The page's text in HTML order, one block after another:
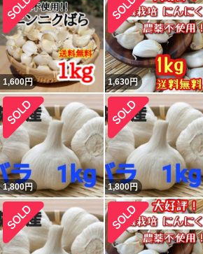
1,600円 1,630円
1,800円 1,800円